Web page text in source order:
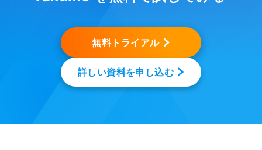
無料トライアル
詳しい資料を申し込む